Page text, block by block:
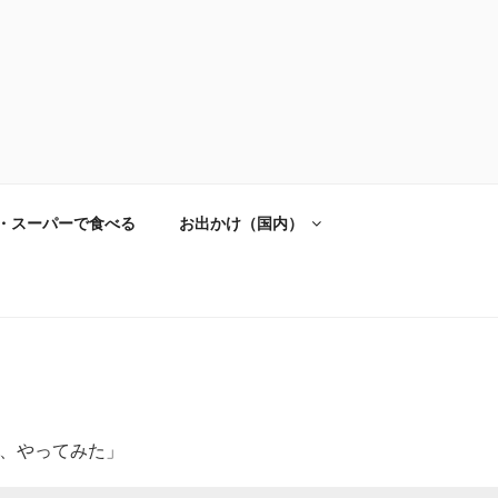
スーパーで食べる お出かけ（国内）
やってみた」